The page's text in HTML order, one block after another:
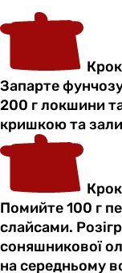
Запарте
200 г локшини
кришкою та
Помийте 100 г
слайсами.
соняшникової
на середньому